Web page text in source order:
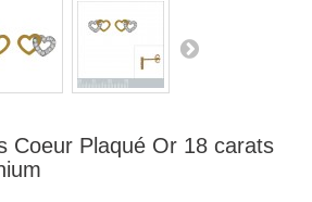
Coeur Plaqué Or 18 carats